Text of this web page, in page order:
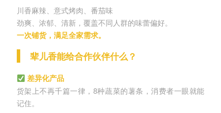
川香麻辣、意式烤肉、番茄味
劲爽、浓郁、清新，覆盖不同人群的味蕾偏好。
一次铺货，满足全家需求。
辈儿香能给合作伙伴什么？
差异化产品
货架上不再千篇一律，8种蔬菜的薯条，消费者一眼就能
记住。